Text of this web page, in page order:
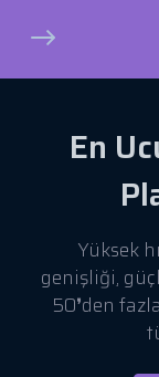
En
Yüksek
genişliği,
50❜den